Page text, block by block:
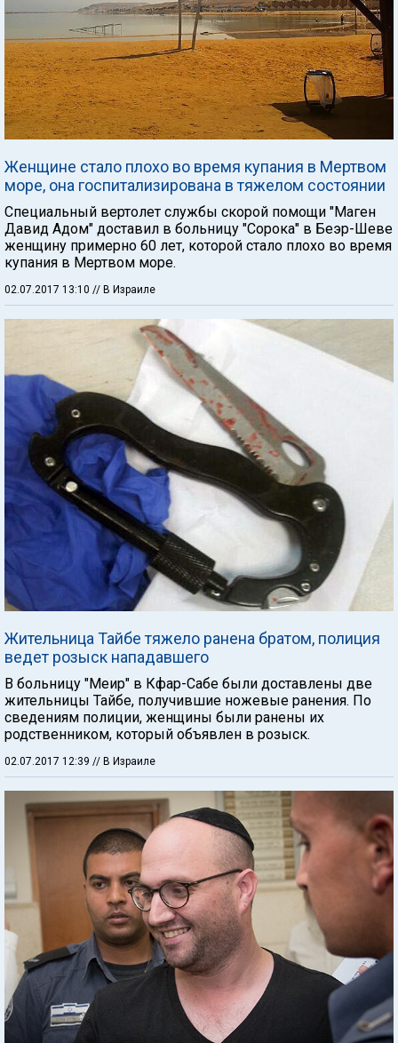
Женщине стало плохо во время купания в Мертвом
море, она госпитализирована в тяжелом состоянии
Специальный вертолет службы скорой помощи "Маген
Давид Адом" доставил в больницу "Сорока" в Беэр-Шеве
женщину примерно 60 лет, которой стало плохо во время
купания в Мертвом море.
02.07.2017 13:10 // В Израиле
Жительница Тайбе тяжело ранена братом, полиция
ведет розыск нападавшего
В больницу "Меир" в Кфар-Сабе были доставлены две
жительницы Тайбе, получившие ножевые ранения. По
сведениям полиции, женщины были ранены их
родственником, который объявлен в розыск.
02.07.2017 12:39 // В Израиле